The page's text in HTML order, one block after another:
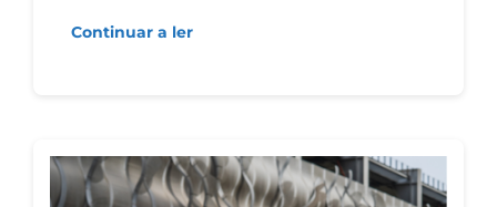
Continuar a ler